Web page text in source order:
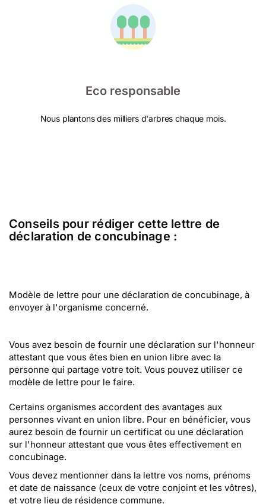
Eco responsable
Nous plantons des milliers d'arbres chaque mois.
Conseils pour rédiger cette lettre de
déclaration de concubinage :
Modèle de lettre pour une déclaration de concubinage, à
envoyer à l'organisme concerné.
Vous avez besoin de fournir une déclaration sur l'honneur
attestant que vous êtes bien en union libre avec la
personne qui partage votre toit. Vous pouvez utiliser ce
modèle de lettre pour le faire.
Certains organismes accordent des avantages aux
personnes vivant en union libre. Pour en bénéficier, vous
aurez besoin de fournir un certificat ou une déclaration
sur l'honneur attestant que vous êtes effectivement en
concubinage.
Vous devez mentionner dans la lettre vos noms, prénoms
et date de naissance (ceux de votre conjoint et les vôtres),
et votre lieu de résidence commune.